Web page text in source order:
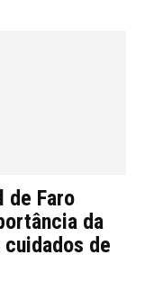
de Faro
da
de